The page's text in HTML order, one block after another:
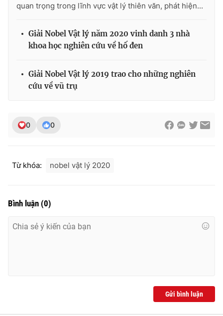
quan trọng trong lĩnh vực vật lý thiên văn, phát hiện...
Giải Nobel Vật lý năm 2020 vinh danh 3 nhà
khoa học nghiên cứu về hố đen
Giải Nobel Vật lý 2019 trao cho những nghiên
cứu về vũ trụ
0 0
Từ khóa: nobel vật lý 2020
Bình luận (0)
Gửi bình luận